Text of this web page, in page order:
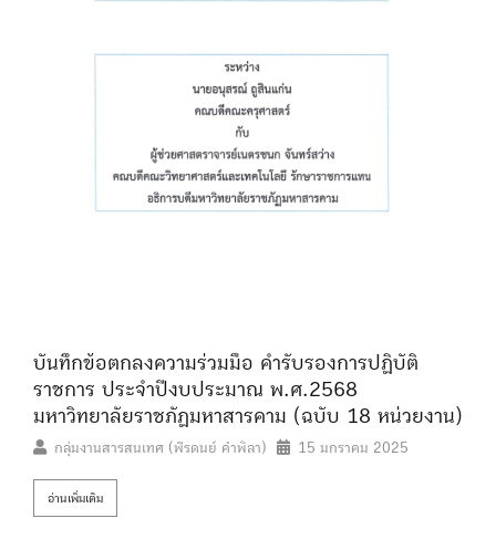
บันทึกข้อตกลงความร่วมมือ คำรับรองการปฏิบัติ
ราชการ ประจำปีงบประมาณ พ.ศ.2568
มหาวิทยาลัยราชภัฏมหาสารคาม (ฉบับ 18 หน่วยงาน)
กลุ่มงานสารสนเทศ (พีรดนย์ คำพิลา) 15 มกราคม 2025
อ่านเพิ่มเติม